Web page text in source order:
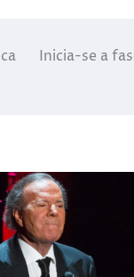
Inicia-se a